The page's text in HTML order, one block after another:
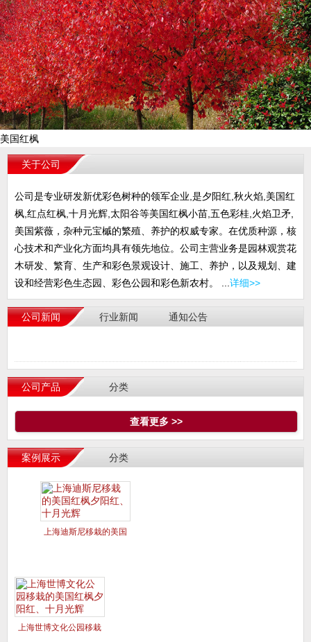
美国红枫
关于公司
公司是专业研发新优彩色树种的领军企业,是夕阳红,秋火焰,美国红
枫,红点红枫,十月光辉,太阳谷等美国红枫小苗,五色彩桂,火焰卫矛,
美国紫薇，杂种元宝槭的繁殖、养护的权威专家。在优质种源，核
心技术和产业化方面均具有领先地位。公司主营业务是园林观赏花
木研发、繁育、生产和彩色景观设计、施工、养护，以及规划、建
设和经营彩色生态园、彩色公园和彩色新农村。 ...详细>>
公司新闻 行业新闻 通知公告
公司产品 分类
查看更多 >>
案例展示 分类
上海迪斯尼移栽的美国
上海世博文化公园移栽